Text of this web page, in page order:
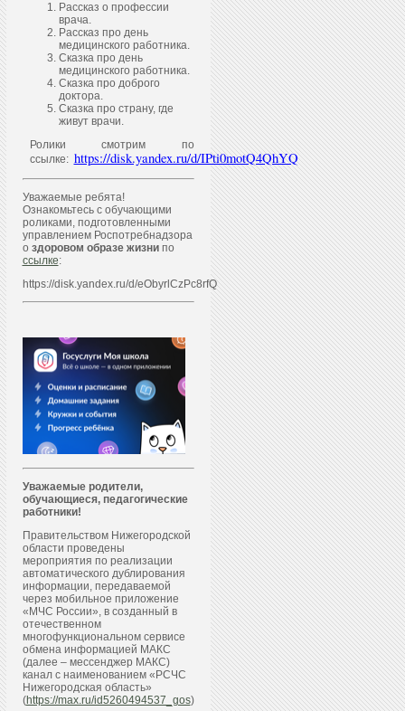
Рассказ о профессии
врача.
Рассказ про день
медицинского работника.
Сказка про день
медицинского работника.
Сказка про доброго
доктора.
Сказка про страну, где
живут врачи.
Ролики смотрим по
ссылке: https://disk.yandex.ru/d/IPti0motQ4QhYQ
Уважаемые ребята!
Ознакомьтесь с обучающими
роликами, подготовленными
управлением Роспотребнадзора
о здоровом образе жизнипо
ссылке:
https://disk.yandex.ru/d/eObyrlCzPc8rfQ
Уважаемые родители,
обучающиеся, педагогические
работники!
Правительством Нижегородской
области проведены
мероприятия по реализации
автоматического дублирования
информации, передаваемой
через мобильное приложение
«МЧС России», в созданный в
отечественном
многофункциональном сервисе
обмена информацией МАКС
(далее – мессенджер МАКС)
канал с наименованием «РСЧС
Нижегородская область»
(https://max.ru/id5260494537_gos)